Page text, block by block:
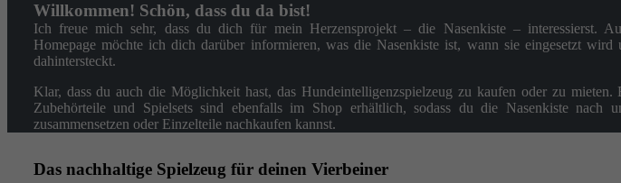
Willkommen! Schön, dass du da bist!
Ich freue mich sehr, dass du dich für mein Herzensprojekt – die Nasenkiste – interessierst.
Homepage möchte ich dich darüber informieren, was die Nasenkiste ist, wann sie eingesetzt wird
dahintersteckt.
Klar, dass du auch die Möglichkeit hast, das Hundeintelligenzspielzeug zu kaufen oder zu mieten.
Zubehörteile und Spielsets sind ebenfalls im Shop erhältlich, sodass du die Nasenkiste nach
zusammensetzen oder Einzelteile nachkaufen kannst.
Das nachhaltige Spielzeug für deinen Vierbeiner